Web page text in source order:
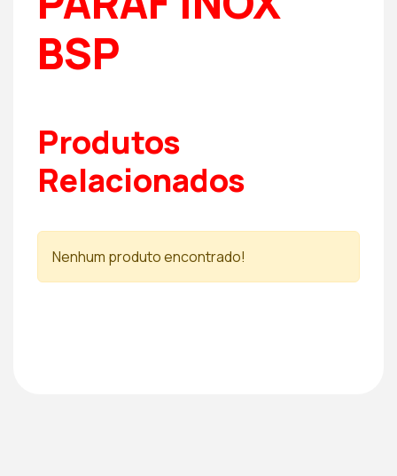
BSP
Produtos
Relacionados
Nenhum produto encontrado!